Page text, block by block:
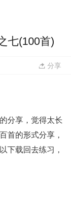
七(100首)
分享
分享，觉得太长
首的形式分享，
下载回去练习，